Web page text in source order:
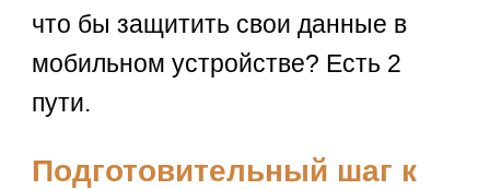
что бы защитить свои данные в
мобильном устройстве? Есть 2
пути.
Подготовительный шаг к